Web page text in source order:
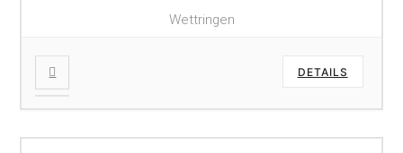
Wettringen
DETAILS